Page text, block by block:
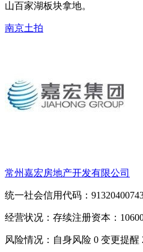
山百家湖板块拿地。
南京土拍
常州嘉宏房地产开发有限公司
统一社会信用代码：
经营状况：存续注册资本：
风险情况：自身风险 0 变更提醒